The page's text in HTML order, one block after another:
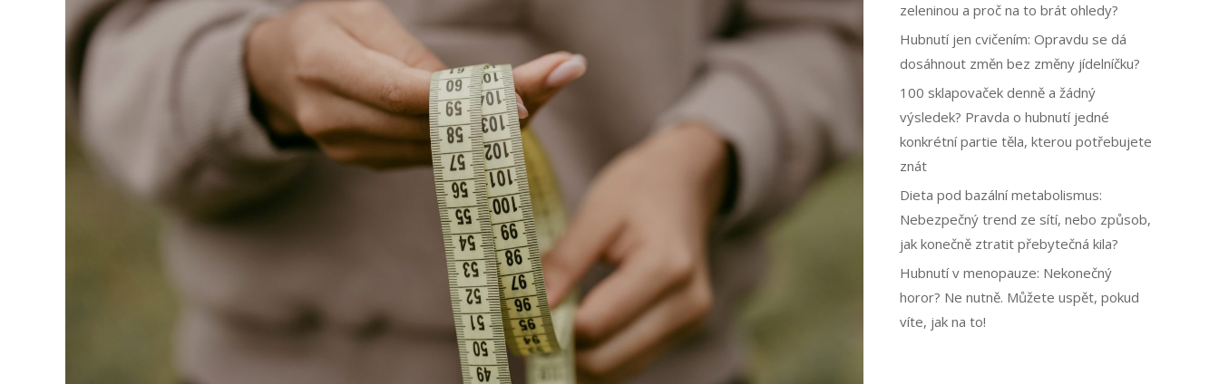
zeleninou a proč na to brát ohledy?
Hubnutí jen cvičením: Opravdu se dá
dosáhnout změn bez změny jídelníčku?
100 sklapovaček denně a žádný
výsledek? Pravda o hubnutí jedné
konkrétní partie těla, kterou potřebujete
znát
Dieta pod bazální metabolismus:
Nebezpečný trend ze sítí, nebo způsob,
jak konečně ztratit přebytečná kila?
Hubnutí v menopauze: Nekonečný
horor? Ne nutně. Můžete uspět, pokud
víte, jak na to!